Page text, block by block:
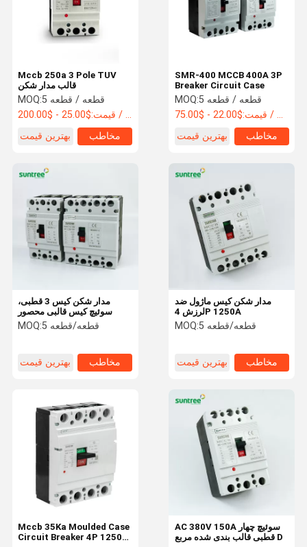
خانه تماس با ما
قطع کننده مدار MCB
SMR-400 MCCB 400A 3P
Breaker Circuit Case
MOQ:
5 قطعه / قطعه
قیمت: $22.00 - $75.00 / Piece
بهترین قیمت
مخاطب
Mccb 250a 3 Pole TUV
قالب مدار شکن
MOQ:
5 قطعه / قطعه
قیمت: $25.00 - $200.00 / Piece
بهترین قیمت
مخاطب
مدار شکن کیس ماژول ضد
لرزش 4P 1250A
MOQ: 5 قطعه/قطعه
بهترین قیمت مخاطب
مدار شکن کیس 3 قطبی،
سوئیچ کیس قالبی محصور
MOQ: 5 قطعه/قطعه
بهترین قیمت مخاطب
AC 380V 150A سوئیچ چهار
قطبی قالب بندی شده مربع D
Mccb 35Ka Moulded Case
Circuit Breaker 4P 1250A